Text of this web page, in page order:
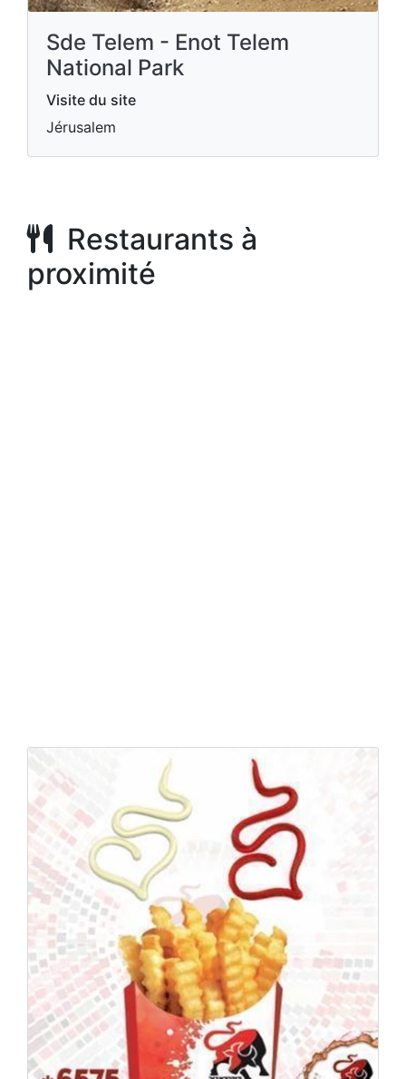
Sde Telem - Enot Telem
National Park
Visite du site
Jérusalem
Restaurants à
proximité